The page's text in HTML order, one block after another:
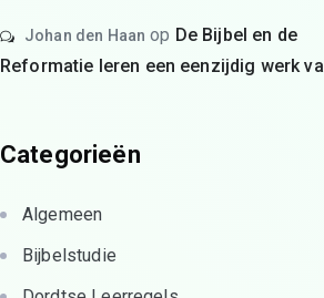
Johan den Haan op De Bijbel en de
Reformatie leren een eenzijdig werk
Categorieën
Algemeen
Bijbelstudie